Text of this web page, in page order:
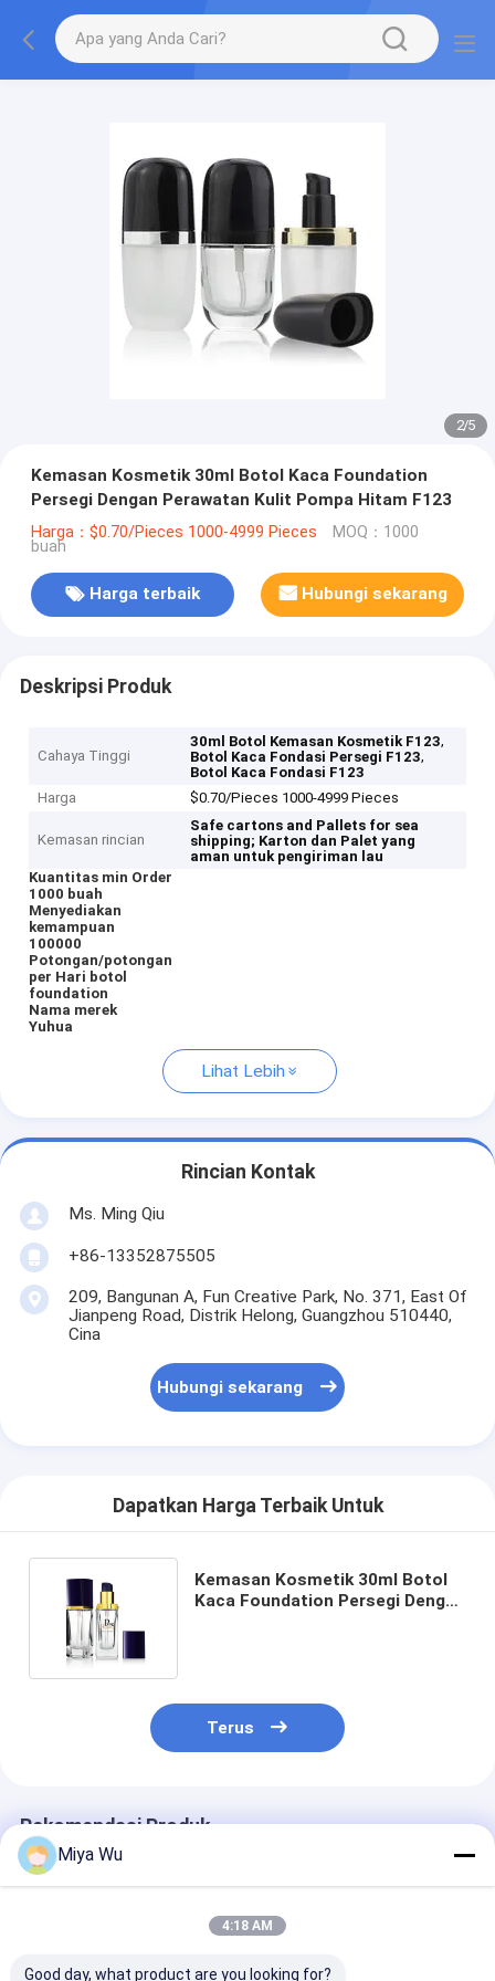
2/5
Kemasan Kosmetik 30ml Botol Kaca Foundation
Persegi Dengan Perawatan Kulit Pompa Hitam F123
Harga：$0.70/Pieces 1000-4999 Pieces MOQ：1000
buah
Harga terbaik Hubungi sekarang
Deskripsi Produk
Cahaya Tinggi
30ml Botol Kemasan Kosmetik F123,
Botol Kaca Fondasi Persegi F123,
Botol Kaca Fondasi F123
Harga
$0.70/Pieces 1000-4999 Pieces
Kemasan rincian
Safe cartons and Pallets for sea
shipping; Karton dan Palet yang
aman untuk pengiriman lau
Kuantitas min Order
1000 buah
Menyediakan
kemampuan
100000
Potongan/potongan
per Hari botol
foundation
Nama merek
Yuhua
Lihat Lebih
Rincian Kontak
Ms. Ming Qiu
+86-13352875505
209, Bangunan A, Fun Creative Park, No. 371, East Of
Jianpeng Road, Distrik Helong, Guangzhou 510440,
Cina
Hubungi sekarang
Dapatkan Harga Terbaik Untuk
Kemasan Kosmetik 30ml Botol
Kaca Foundation Persegi Dengan
Terus
Rekomendasi Produk
Miya Wu
4:18 AM
Good day, what product are you looking for?